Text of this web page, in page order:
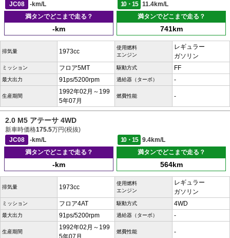
JC08
-km/L 10・15
11.4km/L
満タンでどこまで走る？
-km
満タンでどこまで走る？
741km
排気量 1973cc
使用燃料
エンジン
レギュラー
ガソリン
ミッション フロア5MT 駆動方式 FF
最大出力 91ps/5200rpm 過給器（ターボ） -
生産期間
1992年02月～199
5年07月
燃費性能 -
2.0 M5 アテーサ 4WD
新車時価格175.5万円(税抜)
JC08
-km/L 10・15
9.4km/L
満タンでどこまで走る？
-km
満タンでどこまで走る？
564km
排気量 1973cc
使用燃料
エンジン
レギュラー
ガソリン
ミッション フロア4AT 駆動方式 4WD
最大出力 91ps/5200rpm 過給器（ターボ） -
生産期間
1992年02月～199
燃費性能 -